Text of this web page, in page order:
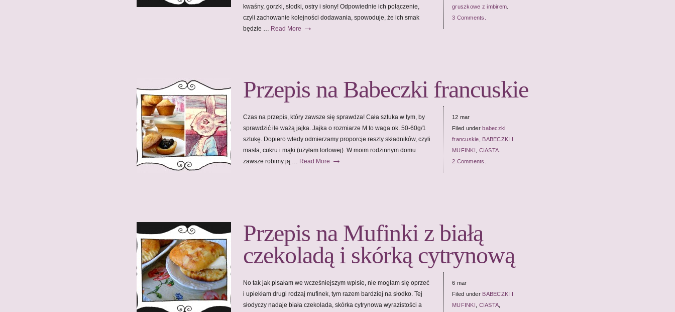
gruszkowe z imbirem
3 Comments.
kwaśny, gorzki, słodki, ostry i słony! Odpowiednie ich połączenie,
czyli zachowanie kolejności dodawania, spowoduje, że ich smak
będzie … Read More →
Przepis na Babeczki francuskie
12 mar
Filed underbabeczki
francuskie
BABECZKI I
MUFINKI
CIASTA
2 Comments.
Czas na przepis, który zawsze się sprawdza! Cała sztuka w tym, by
sprawdzić ile ważą jajka. Jajka o rozmiarze M to waga ok. 50-60g/1
sztukę. Dopiero wtedy odmierzamy proporcje reszty składników, czyli
masła, cukru i mąki (użyłam tortowej). W moim rodzinnym domu
zawsze robimy ją … Read More →
Przepis na Mufinki z białą
czekoladą i skórką cytrynową
6 mar
Filed under BABECZKI I
MUFINKI
CIASTA
No tak jak pisałam we wcześniejszym wpisie, nie mogłam się oprzeć
i upiekłam drugi rodzaj mufinek, tym razem bardziej na słodko. Tej
słodyczy nadaje biała czekolada, skórka cytrynowa wyrazistości a